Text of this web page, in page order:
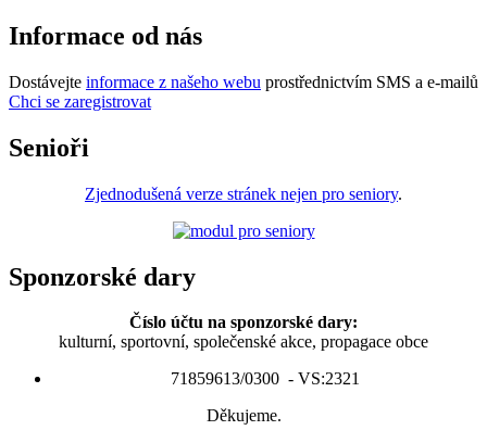
Informace od nás
Dostávejte informace z našeho webu prostřednictvím SMS a e-mailů
Chci se zaregistrovat
Senioři
Zjednodušená verze stránek nejen pro seniory.
Sponzorské dary
Číslo účtu na sponzorské dary:
kulturní, sportovní, společenské akce, propagace obce
71859613/0300 - VS:2321
Děkujeme.